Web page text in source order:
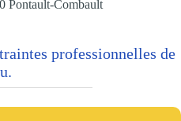
Pontault-Combault
professionnelles de